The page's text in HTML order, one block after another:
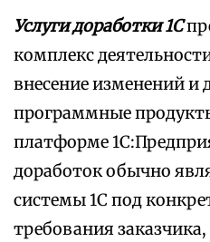
Услуги доработки 1С
комплекс
внесение изменений и
программные
платформе
доработок обычно
системы 1С под
требования